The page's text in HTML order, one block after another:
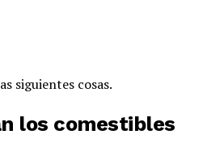
siguientes cosas.
los comestibles